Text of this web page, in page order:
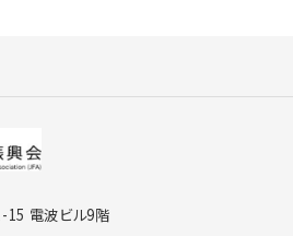
15 電波ビル9階